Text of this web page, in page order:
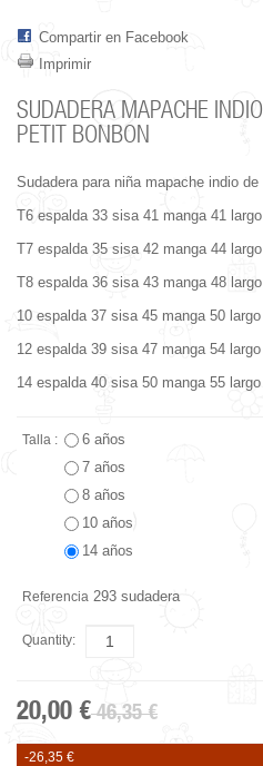
Compartir en Facebook
Imprimir
SUDADERA MAPACHE
PETIT BONBON
Sudadera para niña mapache indio
T6 espalda 33 sisa 41 manga 41
T7 espalda 35 sisa 42 manga 44
T8 espalda 36 sisa 43 manga 48
10 espalda 37 sisa 45 manga 50
12 espalda 39 sisa 47 manga 54
14 espalda 40 sisa 50 manga 55
Talla :
6 años
7 años
8 años
10 años
14 años
Referencia 293 sudadera
Quantity:
20,00 € 46,35 €
-26,35 €